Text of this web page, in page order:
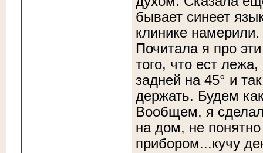
бывает синеет
клинике намерили.
Почитала я про
того, что ест
задней на 45° и
держать. Будем
Вообщем, я
на дом, не понятно
прибором...кучу